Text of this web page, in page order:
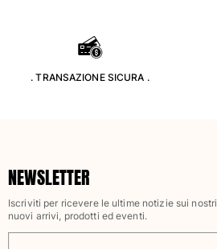
Rashguard
T-shirt
Camicie
Bermuda
. TRANSAZIONE SICURA .
NEWSLETTER
Iscriviti per ricevere le ultime notizie sui nostri
nuovi arrivi, prodotti ed eventi.